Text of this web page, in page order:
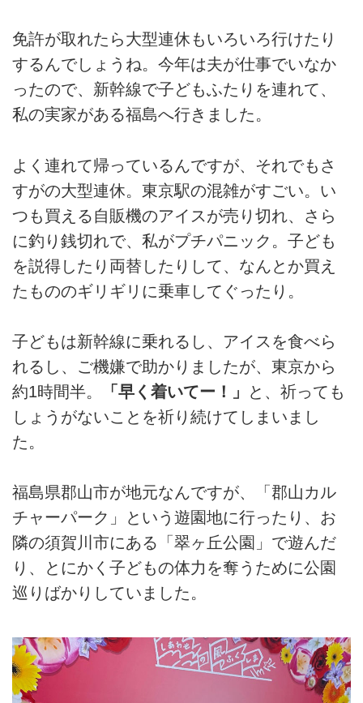
免許が取れたら大型連休もいろいろ行けたり
するんでしょうね。今年は夫が仕事でいなか
ったので、新幹線で子どもふたりを連れて、
私の実家がある福島へ行きました。
よく連れて帰っているんですが、それでもさ
すがの大型連休。東京駅の混雑がすごい。い
つも買える自販機のアイスが売り切れ、さら
に釣り銭切れで、私がプチパニック。子ども
を説得したり両替したりして、なんとか買え
たもののギリギリに乗車してぐったり。
子どもは新幹線に乗れるし、アイスを食べら
れるし、ご機嫌で助かりましたが、東京から
約1時間半。
「早く着いてー！」
と、祈っても
しょうがないことを祈り続けてしまいまし
た。
福島県郡山市が地元なんですが、「郡山カル
チャーパーク」という遊園地に行ったり、お
隣の須賀川市にある「翠ヶ丘公園」で遊んだ
り、とにかく子どもの体力を奪うために公園
巡りばかりしていました。